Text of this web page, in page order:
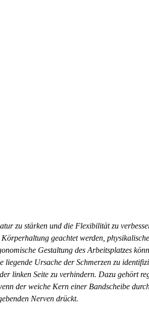
geachtet werden,
Gestaltung des Arbeitsplatzes
liegende Ursache der Schmerzen zu
linken Seite zu verhindern. Dazu gehört
der weiche Kern einer Bandscheibe
Nerven drückt.